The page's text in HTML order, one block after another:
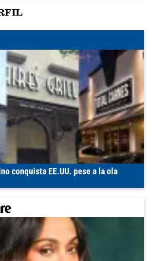
conquista EE.UU. pese a la ola